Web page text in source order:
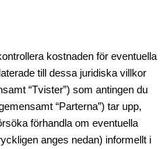
kostnaden för eventuella
till dessa juridiska villkor
“Tvister”) som antingen du
“Parterna”) tar upp,
förhandla om eventuella
anges nedan) informellt i